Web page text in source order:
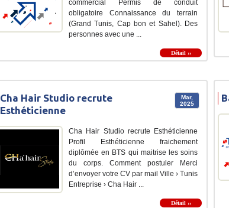
commercial Permis de conduit
obligatoire Connaissance du terrain
(Grand Tunis, Cap bon et Sahel). Des
personnes avec une ...
Détail ››
Mar,
2025
Cha Hair Studio recrute
Esthéticienne
Cha Hair Studio recrute Esthéticienne
Profil Esthéticienne fraichement
diplômée en BTS qui maitrise les soins
du corps. Comment postuler Merci
d’envoyer votre CV par mail Ville › Tunis
Entreprise › Cha Hair ...
Détail ››